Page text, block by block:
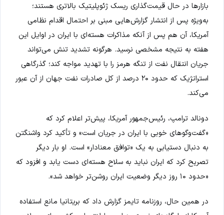
بازارها در حال قیمت‌گذاری ریسک ژئوپلیتیک بالاتری هستند؛
به‌ویژه پس از انتشار گزارش‌هایی مبنی بر احتمال اقدام نظامی
آمریکا، آن هم پس از آنکه مذاکرات هسته‌ای با ایران در اوایل این
هفته به نتیجه مشخصی نرسید. هرگونه تشدید تنش می‌تواند
جریان انتقال نفت از تنگه هرمز را با تهدید مواجه کند؛ گذرگاهی
استراتژیک که حدود ۲۰ درصد از کل صادرات نفت جهان از آن عبور
می‌کند.
دونالد ترامپ، رئیس‌جمهور آمریکا، پیش‌تر اعلام کرد که
«گفت‌وگوهای خوبی با ایران در جریان است» و تأکید کرد واشنگتن
به دنبال دستیابی به یک «توافق معنادار» است. او بار دیگر
تصریح کرد که ایران نباید به سلاح هسته‌ای دست یابد و افزود که
«حدود ۱۰ روز دیگر وضعیت ایران روشن‌تر خواهد شد».
در همین حال، روزنامه تایمز گزارش داد که بریتانیا مانع استفاده